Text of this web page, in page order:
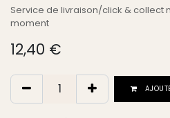
Service de livraison/click & collect
moment
12,40 €